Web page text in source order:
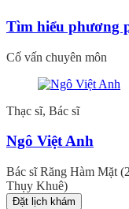
Tìm hiểu phương
Cố vấn chuyên môn
Thạc sĩ, Bác sĩ
Ngô Việt Anh
Bác sĩ Răng Hàm Mặt
Thụy Khuê)
Đặt lịch khám